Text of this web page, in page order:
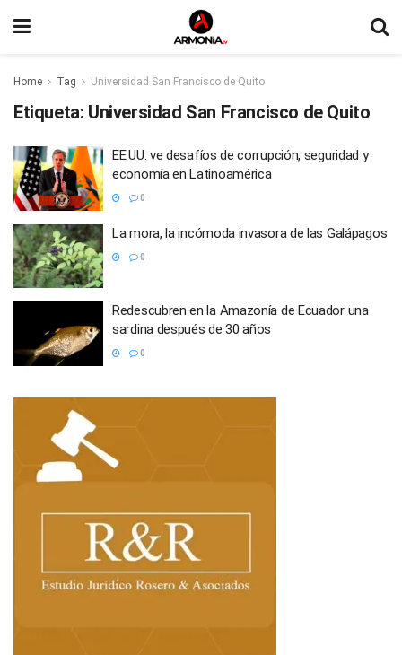
Home Tag Universidad San Francisco de Quito
Etiqueta: Universidad San Francisco de Quito
EE.UU. ve desafíos de corrupción, seguridad y
economía en Latinoamérica
0
La mora, la incómoda invasora de las Galápagos
0
Redescubren en la Amazonía de Ecuador una
sardina después de 30 años
0